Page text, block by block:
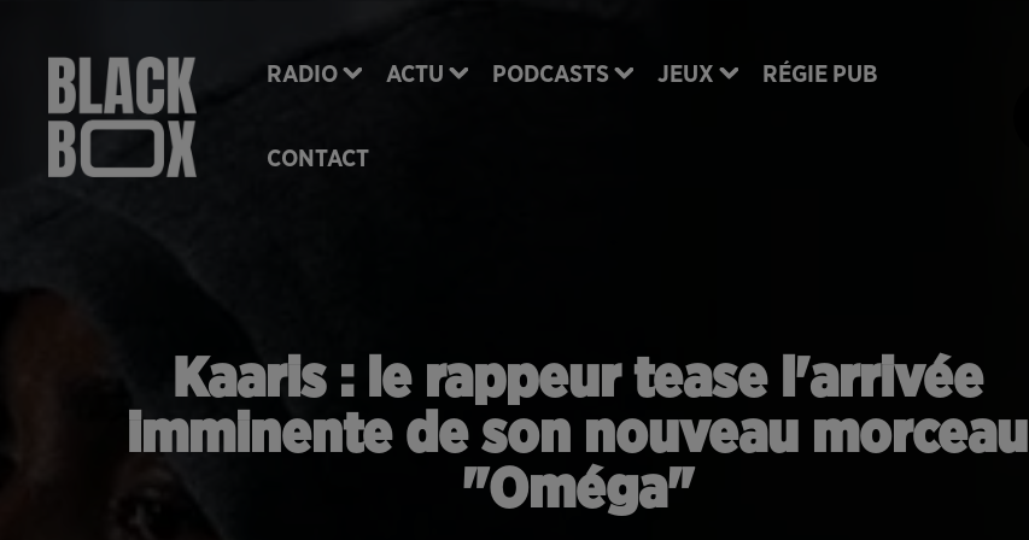
RADIO ACTU PODCASTS JEUX RÉGIE PUB
CONTACT
Kaaris : le rappeur tease l'arrivée
imminente de son nouveau morceau
"Oméga"